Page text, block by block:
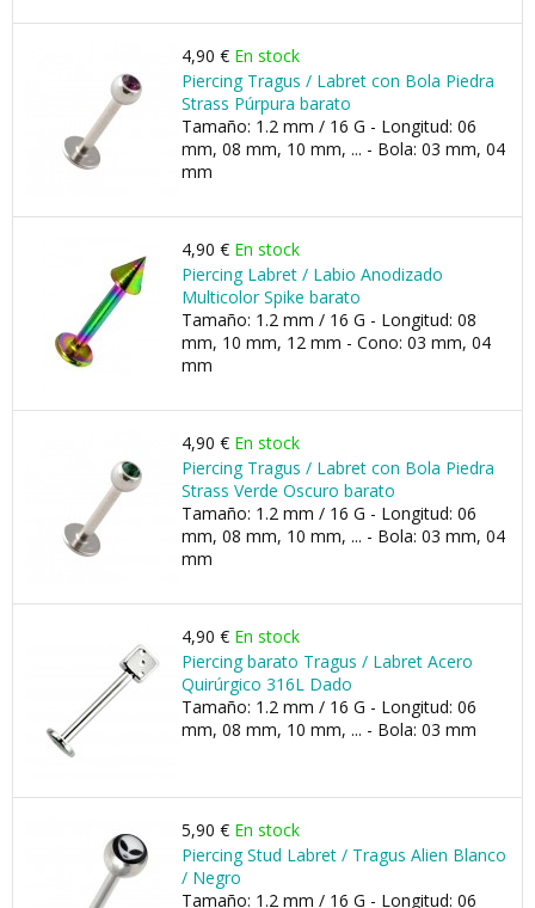
4,90 € En stock
Piercing Tragus / Labret con Bola Piedra
Strass Púrpura barato
Tamaño: 1.2 mm / 16 G - Longitud: 06
mm, 08 mm, 10 mm, ... - Bola: 03 mm, 04
mm
4,90 € En stock
Piercing Labret / Labio Anodizado
Multicolor Spike barato
Tamaño: 1.2 mm / 16 G - Longitud: 08
mm, 10 mm, 12 mm - Cono: 03 mm, 04
mm
4,90 € En stock
Piercing Tragus / Labret con Bola Piedra
Strass Verde Oscuro barato
Tamaño: 1.2 mm / 16 G - Longitud: 06
mm, 08 mm, 10 mm, ... - Bola: 03 mm, 04
mm
4,90 € En stock
Piercing barato Tragus / Labret Acero
Quirúrgico 316L Dado
Tamaño: 1.2 mm / 16 G - Longitud: 06
mm, 08 mm, 10 mm, ... - Bola: 03 mm
5,90 € En stock
Piercing Stud Labret / Tragus Alien Blanco
/ Negro
Tamaño: 1.2 mm / 16 G - Longitud: 06